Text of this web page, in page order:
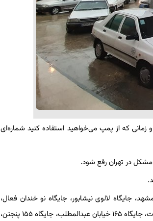
که از پمپ می‌خواهید استفاده کنید شماره‌ای
مشکل در تهران رفع شود.
جایگاه علی‌نژاد در مشهد، جایگاه لالوی نیشابور، جایگاه نو خندان فعال،
جایگاه عدالتیان اول جاده کلات، جایگاه ١٧ شهریور، جایگاه ١٣۶ امام علی(ع)، جایگاه فخرایی جاده کلات، جایگاه ١۶۵ خیابان عبدالمطلب، جایگاه ١۵۵ پنجتن،